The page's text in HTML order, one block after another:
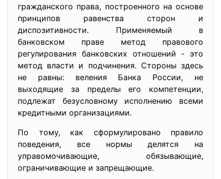
гражданского права, построенного на основе
принципов равенства сторон и
диспозитивности. Применяемый в
банковском праве метод правового
регулирования банковских отношений - это
метод власти и подчинения. Стороны здесь
не равны: веления Банка России, не
выходящие за пределы его компетенции,
подлежат безусловному исполнению всеми
кредитными организациями.
По тому, как сформулировано правило
поведения, все нормы делятся на
управомочивающие, обязывающие,
ограничивающие и запрещающие.